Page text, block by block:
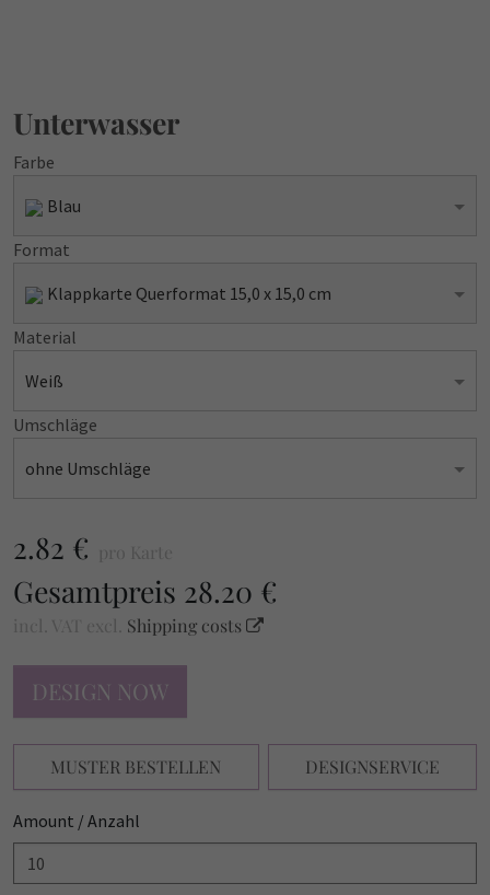
Unterwasser
Farbe
Blau
Format
Klappkarte Querformat 15,0 x 15,0 cm
Material
Weiß
Umschläge
ohne Umschläge
2.82 € pro Karte
Gesamtpreis 28.20 €
incl. VAT excl. Shipping costs
DESIGN NOW
MUSTER BESTELLEN DESIGNSERVICE
Amount / Anzahl